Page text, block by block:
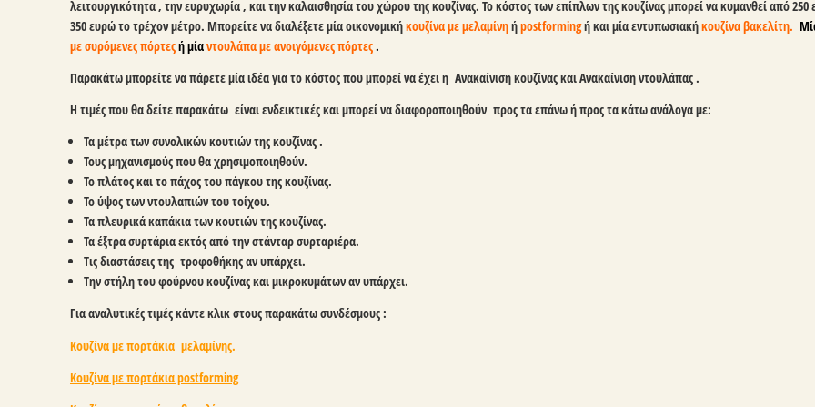
λειτουργικότητα , την ευρυχωρία , και την καλαισθησία του χώρου της κουζίνας. Το κόστος των επίπλων της κουζίνας μπορεί να κυμανθεί από250
350ευρώ το τρέχον μέτρο. Μπορείτε να διαλέξετε μία οικονομικήκουζίνα με μελαμίνηήpostformingή και μία εντυπωσιακήκουζίνα βακελίτη.
με συρόμενες πόρτεςή μίαντουλάπα με ανοιγόμενες πόρτες.
Παρακάτω μπορείτε να πάρετε μία ιδέα για το κόστος που μπορεί να έχει η Ανακαίνιση κουζίνας και Ανακαίνιση ντουλάπας .
Η τιμές που θα δείτε παρακάτω είναι ενδεικτικές και μπορεί να διαφοροποιηθούν προς τα επάνω ή προς τα κάτω ανάλογα με:
Τα μέτρα των συνολικών κουτιών της κουζίνας .
Τους μηχανισμούς που θα χρησιμοποιηθούν.
Το πλάτος και το πάχος του πάγκου της κουζίνας.
Το ύψος των ντουλαπιών του τοίχου.
Τα πλευρικά καπάκια των κουτιών της κουζίνας.
Τα έξτρα συρτάρια εκτός από την στάνταρ συρταριέρα.
Τις διαστάσεις της τροφοθήκης αν υπάρχει.
Την στήλη του φούρνου κουζίνας και μικροκυμάτων αν υπάρχει.
Για αναλυτικές τιμές κάντε κλικ στους παρακάτω συνδέσμους :
Κουζίνα με πορτάκια μελαμίνης.
Κουζίνα με πορτάκια postforming